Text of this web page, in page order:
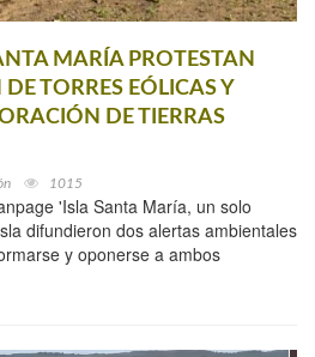
MARÍA PROTESTAN
TORRES EÓLICAS Y
DE TIERRAS
1015
'Isla Santa María, un solo
difundieron dos alertas ambientales
y oponerse a ambos